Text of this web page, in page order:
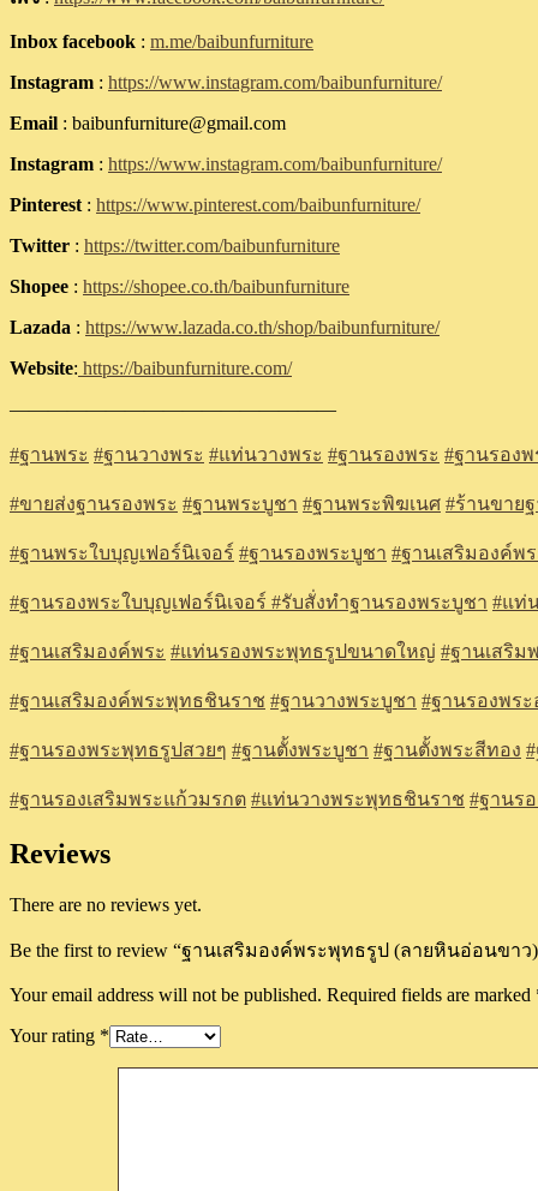
Inbox facebook : m.me/baibunfurniture
Instagram : https://www.instagram.com/baibunfurniture/
Email : baibunfurniture@gmail.com
Instagram : https://www.instagram.com/baibunfurniture/
Pinterest : https://www.pinterest.com/baibunfurniture/
Twitter : https://twitter.com/baibunfurniture
Shopee : https://shopee.co.th/baibunfurniture
Lazada : https://www.lazada.co.th/shop/baibunfurniture/
Website: https://baibunfurniture.com/
—————————————————
#ฐานพระ #ฐานวางพระ #แท่นวางพระ #ฐานรองพระ #ฐานรอง
#ขายส่งฐานรองพระ #ฐานพระบูชา #ฐานพระพิฆเนศ #ร้านขาย
#ฐานพระใบบุญเฟอร์นิเจอร์ #ฐานรองพระบูชา #ฐานเสริมองค์พร
#ฐานรองพระใบบุญเฟอร์นิเจอร์ #รับสั่งทำฐานรองพระบูชา #แท่
#ฐานเสริมองค์พระ #แท่นรองพระพุทธรูปขนาดใหญ่ #ฐานเสริม
#ฐานเสริมองค์พระพุทธชินราช #ฐานวางพระบูชา #ฐานรองพร
#ฐานรองพระพุทธรูปสวยๆ #ฐานตั้งพระบูชา #ฐานตั้งพระสีทอง
#ฐานรองเสริมพระแก้วมรกต #แท่นวางพระพุทธชินราช #ฐานร
Reviews
There are no reviews yet.
Be the first to review “ฐานเสริมองค์พระพุทธรูป (ลายหินอ่อนขาว
Your email address will not be published. Required fields are marked
Your rating *